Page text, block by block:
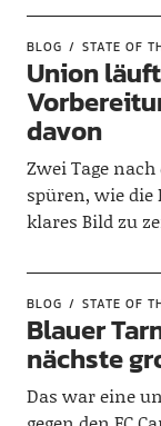
BLOG STATE OF
Union
davon
Zwei Tage
spüren, wie die
klares Bild zu
BLOG STATE OF
Blauer
nächste
Das war eine